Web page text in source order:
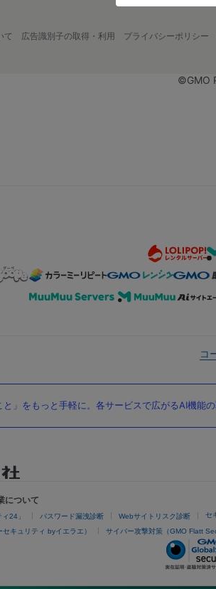
て 広告識別子の取得・利用 プライバシーポリシー
©GMO
コ
」をもっと手軽に。各サービスで広がるAI機能
について
24」 パスワード漏洩診断 Webサイトリスク診断 セ
キュリティ byイエラエ） サイバー攻撃対策（GMO Flatt